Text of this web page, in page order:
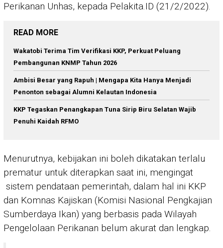
Perikanan Unhas, kepada Pelakita.ID (21/2/2022).
READ MORE
Wakatobi Terima Tim Verifikasi KKP, Perkuat Peluang
Pembangunan KNMP Tahun 2026
Ambisi Besar yang Rapuh | Mengapa Kita Hanya Menjadi
Penonton sebagai Alumni Kelautan Indonesia
KKP Tegaskan Penangkapan Tuna Sirip Biru Selatan Wajib
Penuhi Kaidah RFMO
Menurutnya, kebijakan ini boleh dikatakan terlalu
prematur untuk diterapkan saat ini, mengingat
sistem pendataan pemerintah, dalam hal ini KKP
dan Komnas Kajiskan (Komisi Nasional Pengkajian
Sumberdaya Ikan) yang berbasis pada Wilayah
Pengelolaan Perikanan belum akurat dan lengkap.